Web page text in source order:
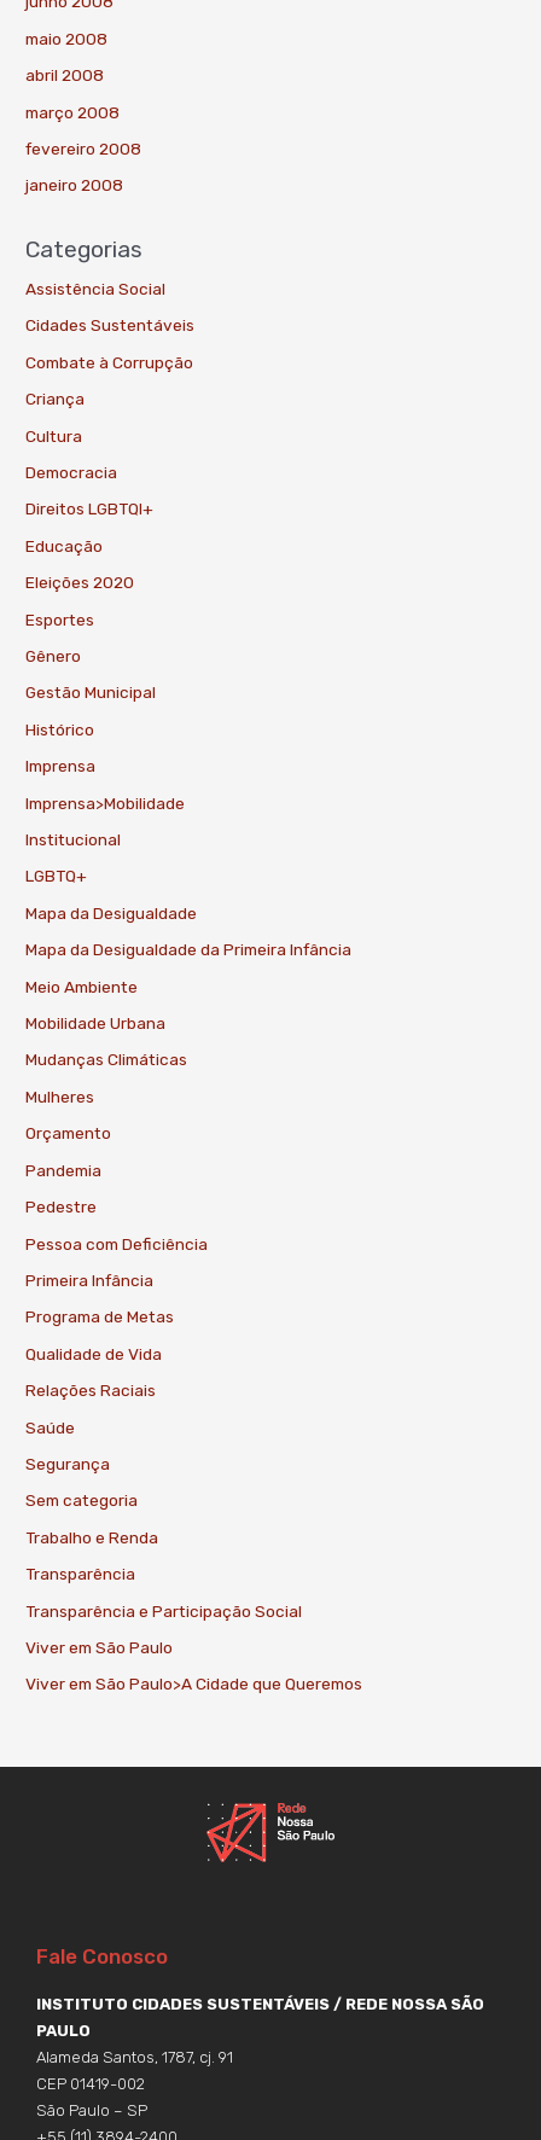
maio 2008
abril 2008
março 2008
fevereiro 2008
janeiro 2008
Categorias
Assistência Social
Cidades Sustentáveis
Combate à Corrupção
Criança
Cultura
Democracia
Direitos LGBTQI+
Educação
Eleições 2020
Esportes
Gênero
Gestão Municipal
Histórico
Imprensa
Imprensa>Mobilidade
Institucional
LGBTQ+
Mapa da Desigualdade
Mapa da Desigualdade da Primeira Infância
Meio Ambiente
Mobilidade Urbana
Mudanças Climáticas
Mulheres
Orçamento
Pandemia
Pedestre
Pessoa com Deficiência
Primeira Infância
Programa de Metas
Qualidade de Vida
Relações Raciais
Saúde
Segurança
Sem categoria
Trabalho e Renda
Transparência
Transparência e Participação Social
Viver em São Paulo
Viver em São Paulo>A Cidade que Queremos
Fale Conosco
INSTITUTO CIDADES SUSTENTÁVEIS / REDE NOSSA SÃO
PAULO
Alameda Santos, 1787, cj. 91
CEP 01419-002
São Paulo – SP